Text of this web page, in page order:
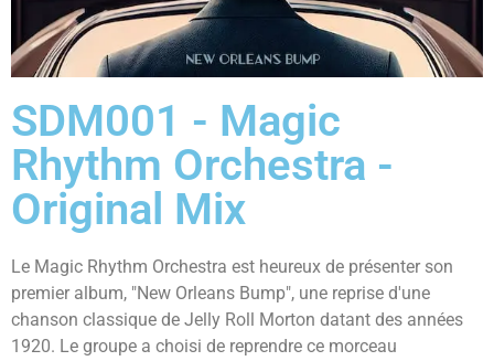
SDM001 - Magic
Rhythm Orchestra -
Original Mix
Le Magic Rhythm Orchestra est heureux de présenter son
premier album, "New Orleans Bump", une reprise d'une
chanson classique de Jelly Roll Morton datant des années
1920. Le groupe a choisi de reprendre ce morceau